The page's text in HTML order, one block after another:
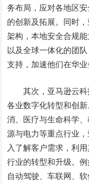
务布局，应对各地区
的创新及拓展。同时
架构，本地安全合规
以及全球一体化的团
支持，加速他们在华业
其次，亚马逊云
各业数字化转型和创
消、医疗与生命科学
源与电力等重点行业
入了解客户需求，利
行业的转型和升级。
自动驾驶、车联网、